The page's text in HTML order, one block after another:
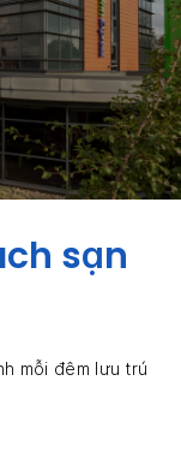
sạn
mỗi đêm lưu trú